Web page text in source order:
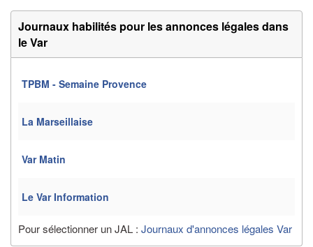
Journaux habilités pour les annonces légales dans
le Var
TPBM - Semaine Provence
La Marseillaise
Var Matin
Le Var Information
Pour sélectionner un JAL : Journaux d'annonces légales Var